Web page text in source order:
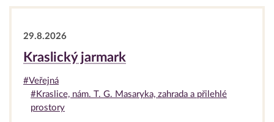
29.8.2026
Kraslický jarmark
#Veřejná
#Kraslice, nám. T. G. Masaryka, zahrada a přilehlé
prostory